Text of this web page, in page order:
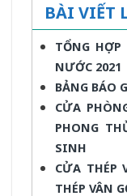
BÀI VIẾT
TỔNG
NƯỚC 2021
BẢNG BÁO
CỬA
PHONG
SINH
CỬA THÉP
THÉP VÂN